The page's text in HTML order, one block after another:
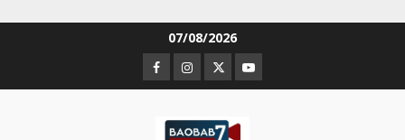
07/08/2026
Facebook
Instagram
TwitterYoutube